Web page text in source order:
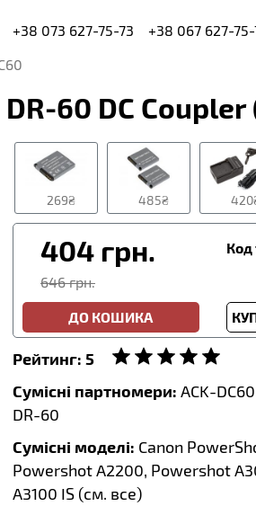
+38 073 627-75-73
+38 067 627-75-
60 DC Coupler
269₴ 485₴
404 грн.
646 грн.
Код
ДО КОШИКА
Рейтинг: 5
Сумісні партномери: ACK-
DR-60
Сумісні моделі: Canon
Powershot A2200, Powershot
A3100 IS (см. все)